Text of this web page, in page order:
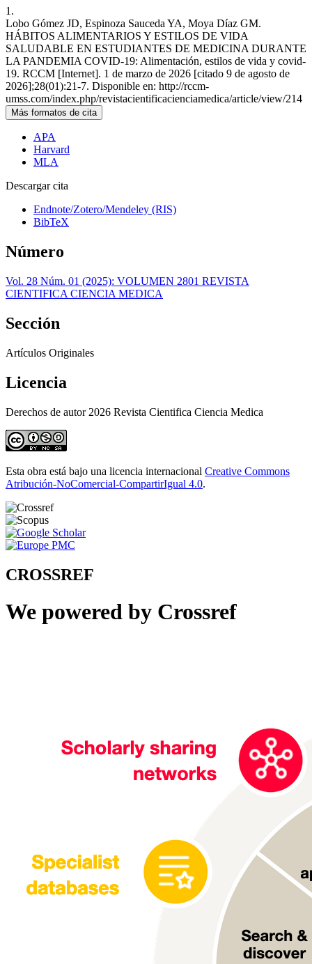
1.
Lobo Gómez JD, Espinoza Sauceda YA, Moya Díaz GM.
HÁBITOS ALIMENTARIOS Y ESTILOS DE VIDA
SALUDABLE EN ESTUDIANTES DE MEDICINA DURANTE
LA PANDEMIA COVID-19: Alimentación, estilos de vida y covid-
19. RCCM [Internet]. 1 de marzo de 2026 [citado 9 de agosto de
2026];28(01):21-7. Disponible en: http://rccm-
umss.com/index.php/revistacientificacienciamedica/article/view/214
Más formatos de cita
APA
Harvard
MLA
Descargar cita
Endnote/Zotero/Mendeley (RIS)
BibTeX
Número
Vol. 28 Núm. 01 (2025): VOLUMEN 2801 REVISTA
CIENTIFICA CIENCIA MEDICA
Sección
Artículos Originales
Licencia
Derechos de autor 2026 Revista Cientifica Ciencia Medica
Esta obra está bajo una licencia internacional Creative Commons
Atribución-NoComercial-CompartirIgual 4.0.
CROSSREF
We powered by Crossref